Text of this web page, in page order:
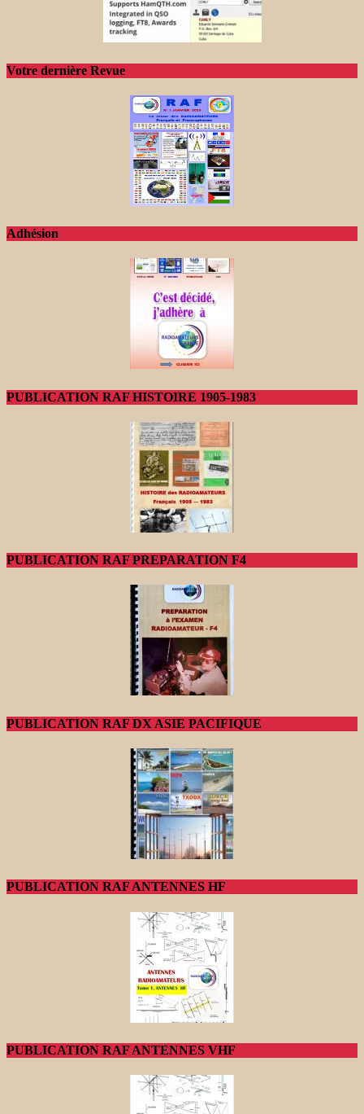
Votre dernière Revue
Adhésion
PUBLICATION RAF HISTOIRE 1905-1983
PUBLICATION RAF PREPARATION F4
PUBLICATION RAF DX ASIE PACIFIQUE
PUBLICATION RAF ANTENNES HF
PUBLICATION RAF ANTENNES VHF